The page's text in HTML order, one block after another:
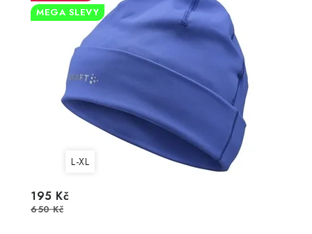
MEGA SLEVY
L-XL
195 Kč
650 Kč